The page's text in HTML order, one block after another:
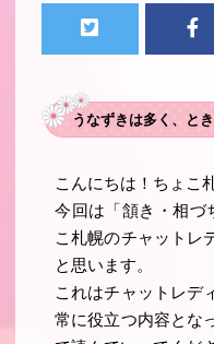
うなずきは多く、と
こんにちは！ちょこ
今回は「頷き・相づ
こ札幌のチャットレ
と思います。
これはチャットレデ
常に役立つ内容とな